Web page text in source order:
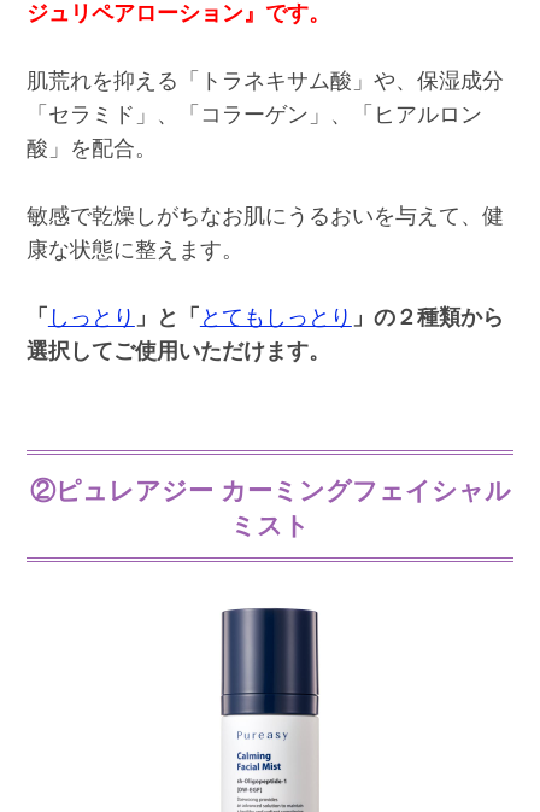
ジュリペアローション』です。
肌荒れを抑える「トラネキサム酸」や、保湿成分
「セラミド」、「コラーゲン」、「ヒアルロン
酸」を配合。
敏感で乾燥しがちなお肌にうるおいを与えて、健
康な状態に整えます。
「 しっとり 」と「 とてもしっとり 」の２種類から
選択してご使用いただけます。
②ピュレアジー カーミングフェイシャル
ミスト